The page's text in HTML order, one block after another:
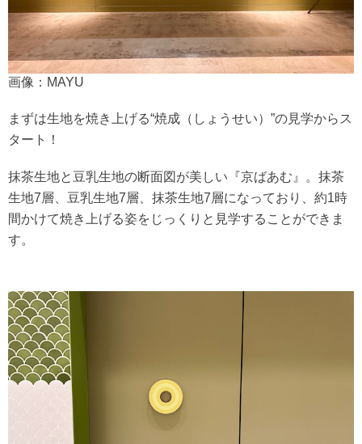
画像：MAYU
まずは生地を焼き上げる“焼成（しょうせい）”の見学からス
タート！
抹茶生地と豆乳生地の断面図が美しい『京ばあむ』。抹茶
生地7層、豆乳生地7層、抹茶生地7層になっており、約1時
間かけて焼き上げる姿をじっくりと見学することができま
す。